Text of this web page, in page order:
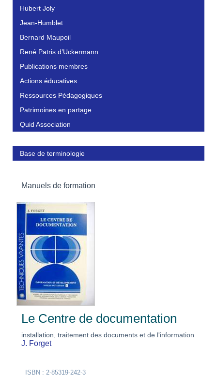
Hubert Joly
Jean-Humblet
Bernard Maupoil
René Patris d’Uckermann
Publications membres
Actions éducatives
Ressources Pédagogiques
Patrimoines en partage
Quid Association
Base de terminologie
Manuels de formation
Le Centre de documentation
installation, traitement des documents et de l'information
J. Forget
ISBN : 2-85319-242-3